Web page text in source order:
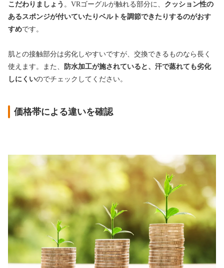
こだわりましょう 。VRゴーグルが触れる部分に、 クッション性の
あるスポンジが付いていたりベルトを調節できたりするのがおす
すめです。
肌との接触部分は劣化しやすいですが、交換できるものなら長く
使えます。また、
防水加工が施されていると、汗で蒸れても劣化
しにくいのでチェックしてください。
価格帯による違いを確認